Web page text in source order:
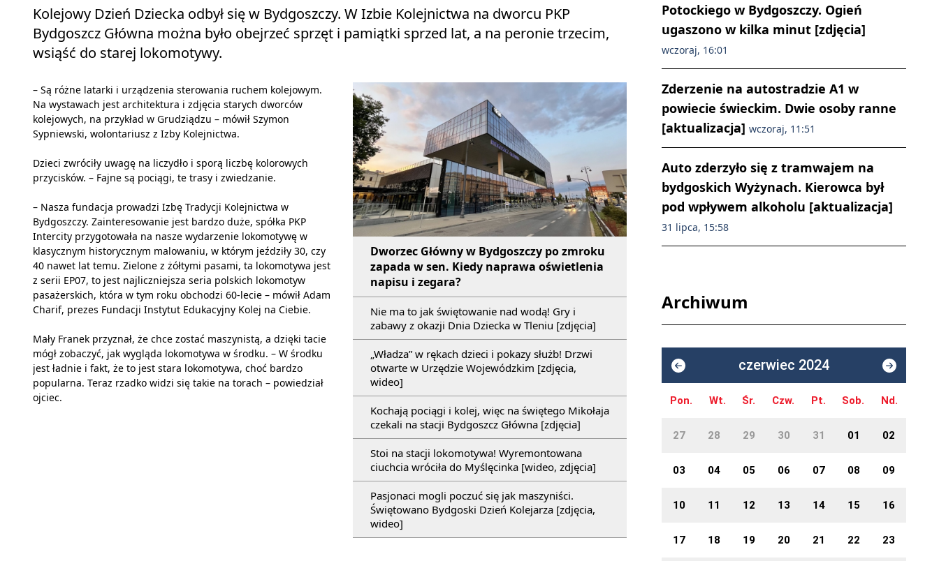
Kolejowy Dzień Dziecka odbył się w Bydgoszczy. W Izbie Kolejnictwa na dworcu PKP
Bydgoszcz Główna można było obejrzeć sprzęt i pamiątki sprzed lat, a na peronie trzecim,
wsiąść do starej lokomotywy.
Dworzec Główny w Bydgoszczy po zmroku
zapada w sen. Kiedy naprawa oświetlenia
napisu i zegara?
Nie ma to jak świętowanie nad wodą! Gry i
zabawy z okazji Dnia Dziecka w Tleniu [zdjęcia]
„Władza” w rękach dzieci i pokazy służb! Drzwi
otwarte w Urzędzie Wojewódzkim [zdjęcia,
wideo]
Kochają pociągi i kolej, więc na świętego Mikołaja
czekali na stacji Bydgoszcz Główna [zdjęcia]
Stoi na stacji lokomotywa! Wyremontowana
ciuchcia wróciła do Myślęcinka [wideo, zdjęcia]
Pasjonaci mogli poczuć się jak maszyniści.
Świętowano Bydgoski Dzień Kolejarza [zdjęcia,
wideo]
– Są różne latarki i urządzenia sterowania ruchem kolejowym.
Na wystawach jest architektura i zdjęcia starych dworców
kolejowych, na przykład w Grudziądzu – mówił Szymon
Sypniewski, wolontariusz z Izby Kolejnictwa.
Dzieci zwróciły uwagę na liczydło i sporą liczbę kolorowych
przycisków. – Fajne są pociągi, te trasy i zwiedzanie.
– Nasza fundacja prowadzi Izbę Tradycji Kolejnictwa w
Bydgoszczy. Zainteresowanie jest bardzo duże, spółka PKP
Intercity przygotowała na nasze wydarzenie lokomotywę w
klasycznym historycznym malowaniu, w którym jeździły 30, czy
40 nawet lat temu. Zielone z żółtymi pasami, ta lokomotywa jest
z serii EP07, to jest najliczniejsza seria polskich lokomotyw
pasażerskich, która w tym roku obchodzi 60-lecie – mówił Adam
Charif, prezes Fundacji Instytut Edukacyjny Kolej na Ciebie.
Mały Franek przyznał, że chce zostać maszynistą, a dzięki tacie
mógł zobaczyć, jak wygląda lokomotywa w środku. – W środku
jest ładnie i fakt, że to jest stara lokomotywa, choć bardzo
popularna. Teraz rzadko widzi się takie na torach – powiedział
ojciec.
Potockiego w Bydgoszczy. Ogień
ugaszono w kilka minut [zdjęcia]
wczoraj, 16:01
Zderzenie na autostradzie A1 w
powiecie świeckim. Dwie osoby ranne
[aktualizacja] wczoraj, 11:51
Auto zderzyło się z tramwajem na
bydgoskich Wyżynach. Kierowca był
pod wpływem alkoholu [aktualizacja]
31 lipca, 15:58
Archiwum
czerwiec 2024
Pon. Wt. Śr. Czw. Pt. Sob. Nd.
27 28 29 30 31 01 02
03 04 05 06 07 08 09
10 11 12 13 14 15 16
17 18 19 20 21 22 23